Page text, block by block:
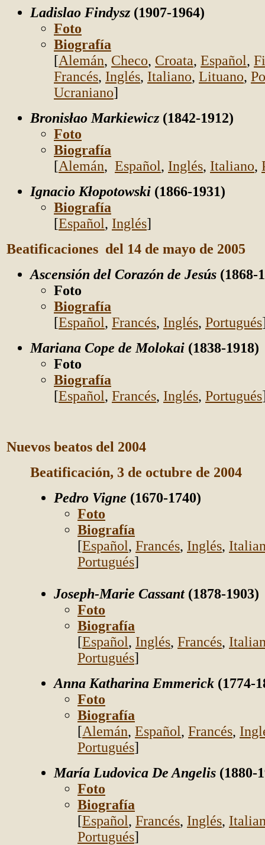
Ladislao Findysz (1907-1964)
Foto
Biografía
[Alemán, Checo, Croata, Español,
Francés, Inglés, Italiano, Lituano,
Ucraniano]
Bronisłao Markiewicz (1842-1912)
Foto
Biografía
[Alemán, Español, Inglés, Italiano,
Ignacio Kłopotowski (1866-1931)
Biografía
[Español, Inglés]
Beatificaciones del 14 de mayo de 2005
Ascensión del Corazón de Jesús (1868-
Foto
Biografía
[Español, Francés, Inglés, Portugués
Mariana Cope de Molokai (1838-1918)
Foto
Biografía
[Español, Francés, Inglés, Portugués
Nuevos beatos del 2004
Beatificación, 3 de octubre de 2004
Pedro Vigne (1670-1740)
Foto
Biografía
[Español, Francés, Inglés,
Portugués]
Joseph-Marie Cassant (1878-1903)
Foto
Biografía
[Español, Inglés, Francés,
Portugués]
Anna Katharina Emmerick (1774-
Foto
Biografía
[Alemán, Español, Francés,
Portugués]
María Ludovica De Angelis (1880-
Foto
Biografía
[Español, Francés, Inglés,
Portugués]